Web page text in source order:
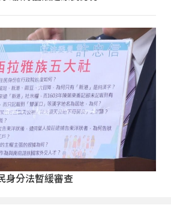
身分法暫緩審查